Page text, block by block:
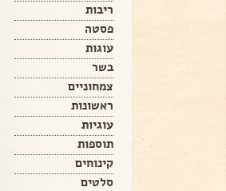
ריבות
פסטה
עוגות
בשר
צמחוניים
ראשונות
עוגיות
תוספות
קינוחים
סלטים